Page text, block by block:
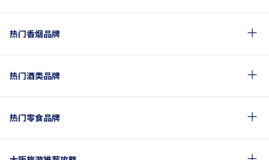
热门香烟品牌
热门酒类品牌
热门零食品牌